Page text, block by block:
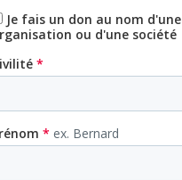
ou d'une société
*
* ex. Bernard